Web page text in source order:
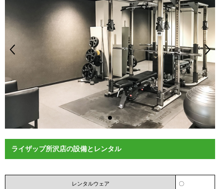
ライザップ所沢店の設備とレンタル
レンタルウェア 〇